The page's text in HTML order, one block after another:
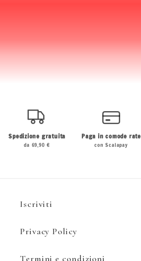
Spedizione gratuita
da 69,90 €
Paga in comode rate
con Scalapay
Iscriviti
Privacy Policy
Termini e condizioni